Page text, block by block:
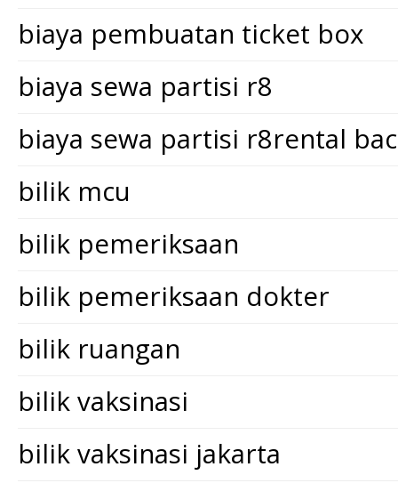
biaya pembuatan ticket box
biaya sewa partisi r8
biaya sewa partisi r8rental
bilik mcu
bilik pemeriksaan
bilik pemeriksaan dokter
bilik ruangan
bilik vaksinasi
bilik vaksinasi jakarta